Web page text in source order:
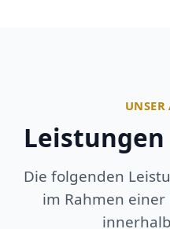
Die folgenden
im Rahmen